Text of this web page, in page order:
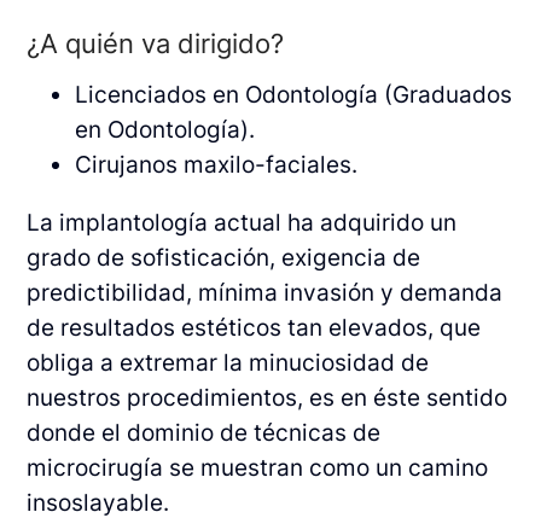
¿A quién va dirigido?
Licenciados en Odontología (Graduados
en Odontología).
Cirujanos maxilo-faciales.
La implantología actual ha adquirido un
grado de sofisticación, exigencia de
predictibilidad, mínima invasión y demanda
de resultados estéticos tan elevados, que
obliga a extremar la minuciosidad de
nuestros procedimientos, es en éste sentido
donde el dominio de técnicas de
microcirugía se muestran como un camino
insoslayable.